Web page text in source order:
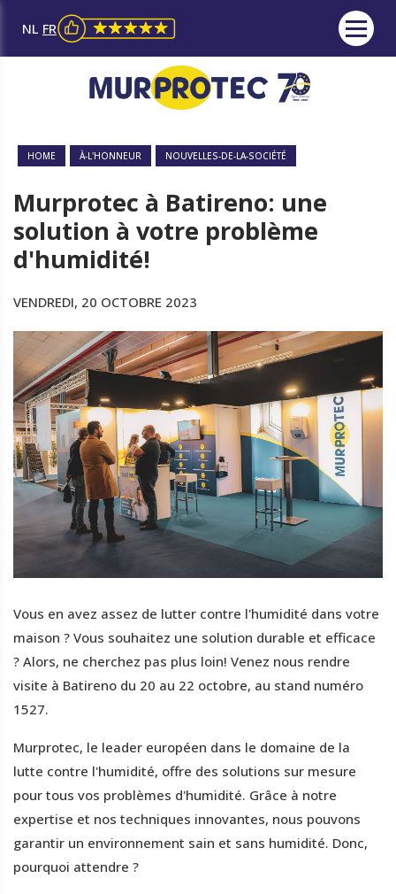
NL FR
HOME À-L'HONNEUR NOUVELLES-DE-LA-SOCIÉTÉ
Murprotec à Batireno: une
solution à votre problème
d'humidité!
VENDREDI, 20 OCTOBRE 2023
Vous en avez assez de lutter contre l'humidité dans votre
maison ? Vous souhaitez une solution durable et efficace
? Alors, ne cherchez pas plus loin! Venez nous rendre
visite à Batireno du 20 au 22 octobre, au stand numéro
1527.
Murprotec, le leader européen dans le domaine de la
lutte contre l'humidité, offre des solutions sur mesure
pour tous vos problèmes d'humidité. Grâce à notre
expertise et nos techniques innovantes, nous pouvons
garantir un environnement sain et sans humidité. Donc,
pourquoi attendre ?